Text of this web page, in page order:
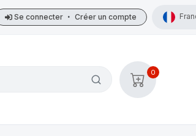
Se connecter • Créer un compte
0